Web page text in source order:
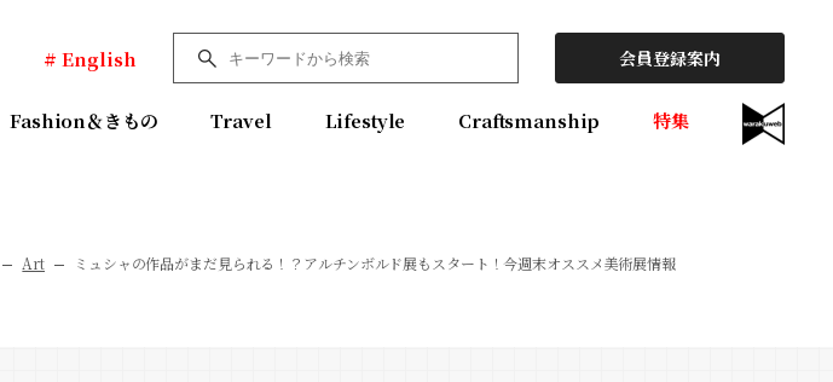
# English 会員登録案内
Fashion＆きもの Travel Lifestyle Craftsmanship 特集
Art ミュシャの作品がまだ見られる！？アルチンボルド展もスタート！今週末オススメ美術展情報